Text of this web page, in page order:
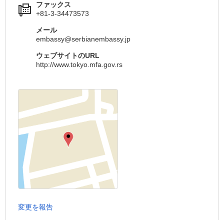
ファックス
+81-3-34473573
メール
embassy@serbianembassy.jp
ウェブサイトのURL
http://www.tokyo.mfa.gov.rs
変更を報告